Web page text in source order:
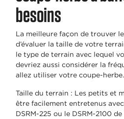
besoins
La meilleure façon de trouver
d’évaluer la taille de votre
le type de terrain avec lequel
devriez aussi considérer la
allez utiliser votre coupe-herbe.
Taille du terrain : Les petits et
être facilement entretenus
DSRM-225 ou le DSRM-2100